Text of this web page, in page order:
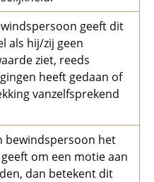
geeft dit
als hij/zij geen
ziet, reeds
heeft gedaan of
vanzelfsprekend
bewindspersoon het
om een motie aan
dan betekent dit